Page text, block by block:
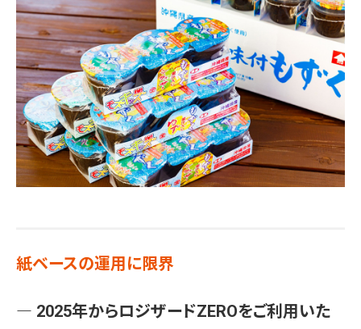
紙ベースの運用に限界
― 2025年からロジザードZEROをご利用いた